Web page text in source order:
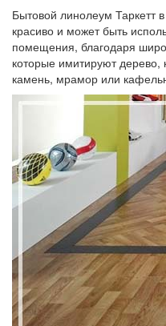
Бытовой линолеум Таркетт
красиво и может быть
помещения, благодаря
которые имитируют
камень, мрамор или